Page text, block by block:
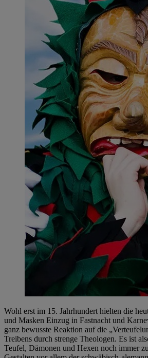
Wohl erst im 15. Jahrhundert hielten die
und Masken Einzug in Fastnacht und
ganz bewusste Reaktion auf die
Treibens durch strenge Theologen. Es ist
Teufel, Dämonen und Hexen noch immer